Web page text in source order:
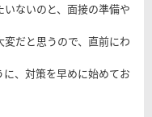
ないのと、面接の準備や
だと思うので、直前にわ
、対策を早めに始めてお